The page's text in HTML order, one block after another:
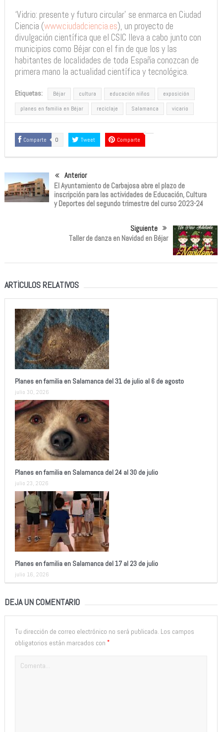
‘Vidrio: presente y futuro circular’ se enmarca en Ciudad
Ciencia (www.ciudadciencia.es), un proyecto de
divulgación científica que el CSIC lleva a cabo junto con
municipios como Béjar con el fin de que los y las
habitantes de localidades de toda España conozcan de
primera mano la actualidad científica y tecnológica.
Etiquetas: Béjar cultura educación niños
exposición
planes en familia en Béjar
reciclaje Salamanca vicario
Comparte 0 Tweet Comparte
Anterior
El Ayuntamiento de Carbajosa abre el plazo de
inscripción para las actividades de Educación, Cultura
y Deportes del segundo trimestre del curso 2023-24
Siguiente
Taller de danza en Navidad en Béjar
ARTÍCULOS RELATIVOS
Planes en familia en Salamanca del 31 de julio al 6 de agosto
julio 30, 2026
Planes en familia en Salamanca del 24 al 30 de julio
julio 23, 2026
Planes en familia en Salamanca del 17 al 23 de julio
julio 16, 2026
DEJA UN COMENTARIO
Tu dirección de correo electrónico no será publicada. Los campos
obligatorios están marcados con *